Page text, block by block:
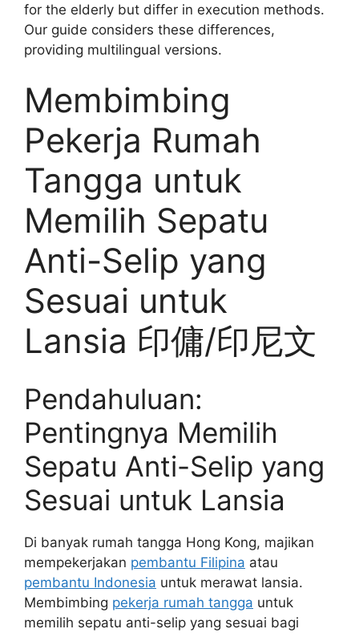
for the elderly but differ in execution methods.
Our guide considers these differences,
providing multilingual versions.
Membimbing
Pekerja Rumah
Tangga untuk
Memilih Sepatu
Anti-Selip yang
Sesuai untuk
Lansia 印傭/印尼文
Pendahuluan:
Pentingnya Memilih
Sepatu Anti-Selip yang
Sesuai untuk Lansia
Di banyak rumah tangga Hong Kong, majikan
mempekerjakan pembantu Filipina atau
pembantu Indonesia untuk merawat lansia.
Membimbing pekerja rumah tangga untuk
memilih sepatu anti-selip yang sesuai bagi